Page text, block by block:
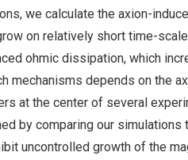
we calculate the axion-
on relatively short time-
ohmic dissipation, which
mechanisms depends on the
at the center of several
by comparing our
uncontrolled growth of the